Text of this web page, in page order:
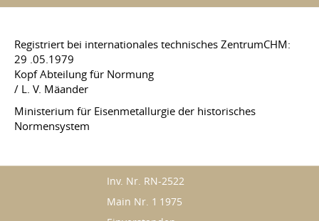
Registriert bei internationales technisches ZentrumCHM:
29 .05.1979
Kopf Abteilung für Normung
/ L. V. Mäander
Ministerium für Eisenmetallurgie der historisches
Normensystem
Inv. Nr. RN-2522
Main Nr. 1 1975